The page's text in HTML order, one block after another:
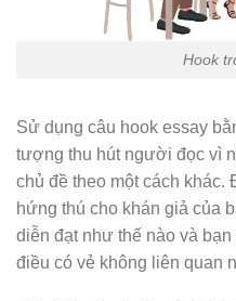
Hook
Sử dụng câu hook essay
tượng thu hút người đọc vì
chủ đề theo một cách khác.
hứng thú cho khán giả của
diễn đạt như thế nào và
điều có vẻ không liên quan